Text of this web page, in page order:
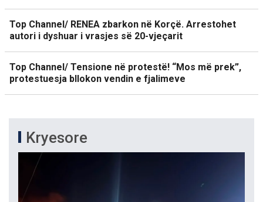
Top Channel/ RENEA zbarkon në Korçë. Arrestohet
autori i dyshuar i vrasjes së 20-vjeçarit
Top Channel/ Tensione në protestë! “Mos më prek”,
protestuesja bllokon vendin e fjalimeve
Kryesore